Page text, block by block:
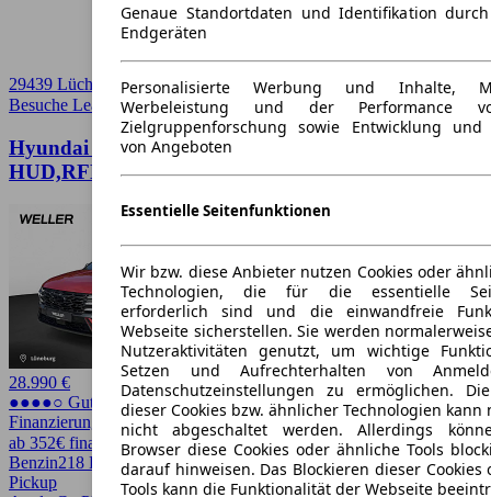
Genaue Standortdaten und Identifikation
Endgeräten
Personalisierte Werbung und Inhalte,
Werbeleistung und der Performance
Zielgruppenforschung sowie Entwicklung und
von Angeboten
Essentielle Seitenfunktionen
Wir bzw. diese Anbieter nutzen Cookies oder
Technologien, die für die essentielle
erforderlich sind und die einwandfreie
Webseite sicherstellen. Sie werden
Nutzeraktivitäten genutzt, um wichtige
Setzen und Aufrechterhalten von
Datenschutzeinstellungen zu ermöglichen.
dieser Cookies bzw. ähnlicher Technologien kann
nicht abgeschaltet werden. Allerdings
Browser diese Cookies oder ähnliche Tools
darauf hinweisen. Das Blockieren dieser
Tools kann die Funktionalität der Webseite
29439 Lüchow
Besuche Leasingmarkt➚
Hyundai TUCSON 1.6
HUD,RFK,RegenS,LED,DAB,Pano,Keyless
28.990 €
●●●●○ Guter Preis
Finanzierung möglich
ab 352€ finanzieren ↗
Benzin218 PS (160 kW)15.002 km EZ 12/2024AutomatikSUV /
Pickup